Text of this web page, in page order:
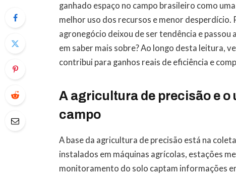
ganhado espaço no campo brasileiro como
melhor uso dos recursos e menor desperdício.
agronegócio deixou de ser tendência e
em saber mais sobre? Ao longo desta leitura,
contribui para ganhos reais de eficiência e
A agricultura de precisão e
campo
A base da agricultura de precisão está na
instalados em máquinas agrícolas, estações
monitoramento do solo captam informações